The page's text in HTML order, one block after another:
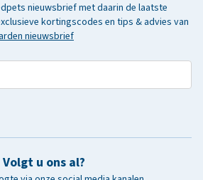
nieuwsbrief met daarin de laatste
kortingscodes en tips & advies van
nieuwsbrief
Volgt u ons al?